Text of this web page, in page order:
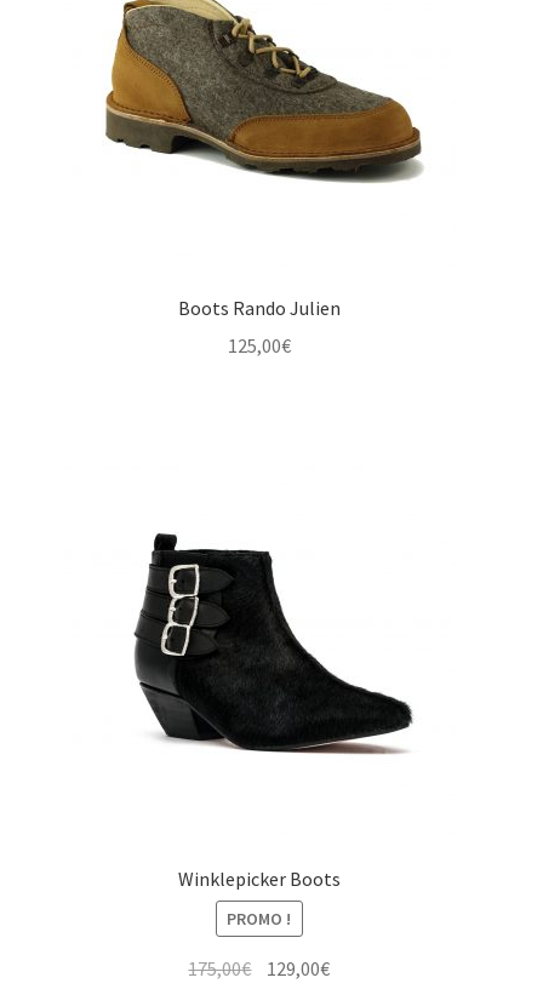
Boots Rando Julien
125,00€
Winklepicker Boots
PROMO !
175,00€ Le129,00€Le